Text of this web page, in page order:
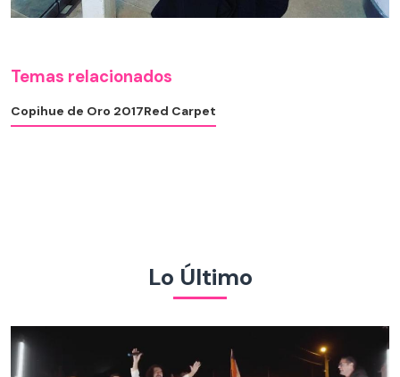
Temas relacionados
Copihue de Oro 2017Red Carpet
Lo Último